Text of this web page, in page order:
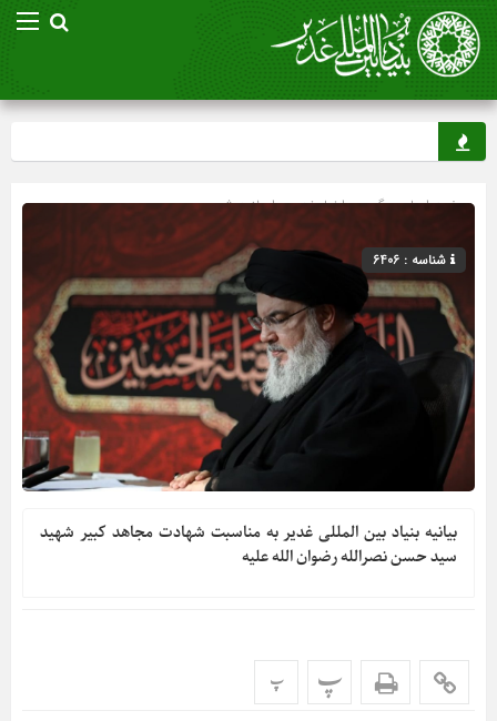
صفحه اصلی» گروه »اخبار غدیر»اسلاید شو
شناسه : 6406
بیانیه بنیاد بین المللی غدیر به مناسبت شهادت مجاهد کبیر شهید
سید حسن نصرالله رضوان الله علیه
پ پ